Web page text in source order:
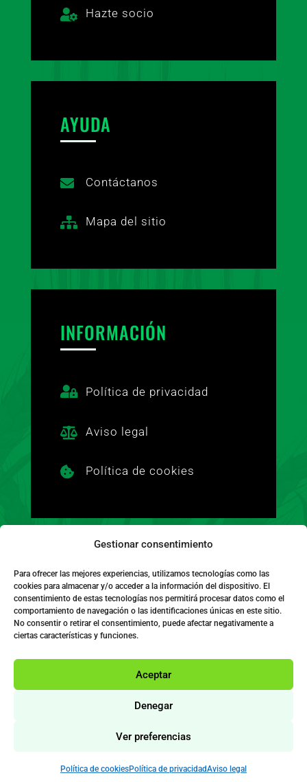
Gestionar consentimiento
Para ofrecer las mejores experiencias, utilizamos tecnologías como las
cookies para almacenar y/o acceder a la información del dispositivo. El
consentimiento de estas tecnologías nos permitirá procesar datos como el
comportamiento de navegación o las identificaciones únicas en este sitio.
No consentir o retirar el consentimiento, puede afectar negativamente a
ciertas características y funciones.
Aceptar
Denegar
Ver preferencias
Política de cookiesPolítica de privacidadAviso legal
 Hazte socio
AYUDA
 Contáctanos
 Mapa del sitio
INFORMACIÓN
 Política de privacidad
 Aviso legal
 Política de cookies
FINANCIADO POR LA UNIÓN EUROPEA CON EL
PROGRAMA KIT DIGITAL POR LOS FONDOS
NEXT GENERATION (EU) DEL MECANISMO DE
RECUPERACIÓN Y RESILIENCIA